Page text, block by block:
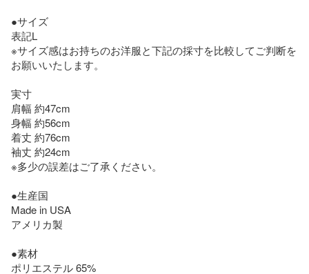
●サイズ
表記L
※サイズ感はお持ちのお洋服と下記の採寸を比較してご判断を
お願いいたします。
実寸
肩幅 約47cm
身幅 約56cm
着丈 約76cm
袖丈 約24cm
※多少の誤差はご了承ください。
●生産国
Made in USA
アメリカ製
●素材
ポリエステル 65%